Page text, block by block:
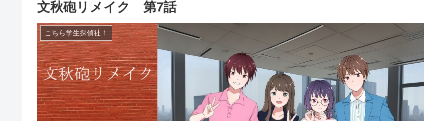
文秋砲リメイク 第7話
こちら学生探偵社！